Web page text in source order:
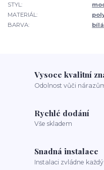
STYL:
MATERIÁL:
BARVA:
bílá
Vysoce kvalitní
Odolnost vůči
Rychlé dodání
Vše skladem
Snadná instalace
Instalaci zvládne každý